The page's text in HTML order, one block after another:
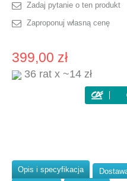
Zadaj pytanie o ten produkt
Zaproponuj własną cenę
399,00 zł
36 rat x ~14 zł
Opis i specyfikacja